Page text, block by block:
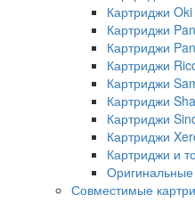
Картриджи Oki
Картриджи
Картриджи
Картриджи
Картриджи
Картриджи
Картриджи
Картриджи
Картриджи и
Совместимые